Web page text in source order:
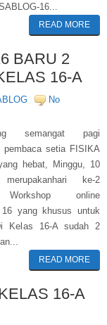
16...
READ MORE
BARU 2
16-A
No
semangat pagi
pembaca setia FISIKA
hebat, Minggu, 10
ke-2
Workshop online
16 yang khusus untuk
Kelas 16-A sudah 2
READ MORE
16-A